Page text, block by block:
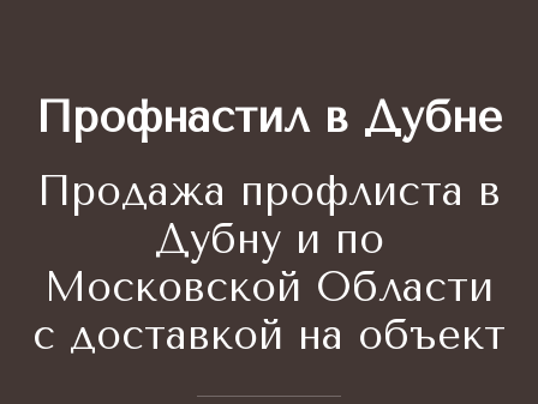
Профнастил в Дубне
Продажа профлиста в
Дубну и по
Московской Области
с доставкой на объект